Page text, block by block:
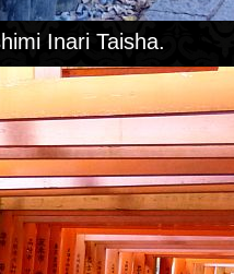
Inari Taisha.